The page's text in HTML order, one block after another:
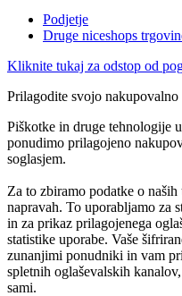
Podjetje
Druge niceshops
Kliknite tukaj za odstop od
Prilagodite svojo
Piškotke in druge tehnologije
ponudimo prilagojeno
soglasjem.
Za to zbiramo podatke o
napravah. To uporabljamo za
in za prikaz prilagojenega
statistike uporabe. Vaše
zunanjimi ponudniki in vam
spletnih oglaševalskih
sami.